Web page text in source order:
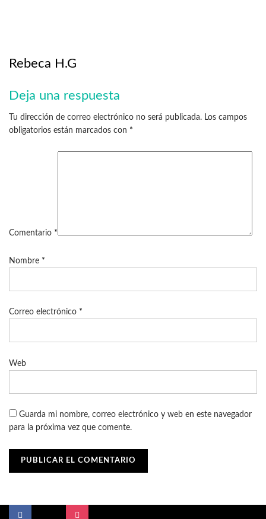
Rebeca H.G
Deja una respuesta
Tu dirección de correo electrónico no será publicada. Los campos
obligatorios están marcados con *
Comentario *
Nombre *
Correo electrónico *
Web
Guarda mi nombre, correo electrónico y web en este navegador
para la próxima vez que comente.